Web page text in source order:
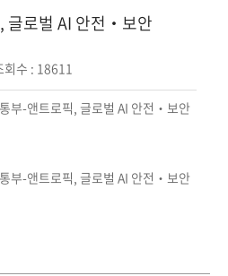
글로벌 AI 안전‧보안
회수 : 18611
부-앤트로픽, 글로벌 AI 안전‧보안
부-앤트로픽, 글로벌 AI 안전‧보안